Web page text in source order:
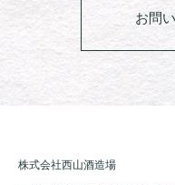
お問
株式会社西山酒造場